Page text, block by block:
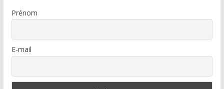
Prénom
E-mail